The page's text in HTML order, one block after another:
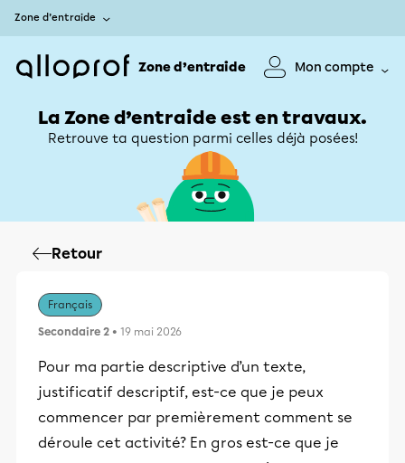
Zone d’entraide
Zone d’entraide Mon compte
La Zone d’entraide est en travaux.
Retrouve ta question parmi celles déjà posées!
Retour
Français
Secondaire 2 • 19 mai 2026
Pour ma partie descriptive d’un texte,
justificatif descriptif, est-ce que je peux
commencer par premièrement comment se
déroule cet activité? En gros est-ce que je